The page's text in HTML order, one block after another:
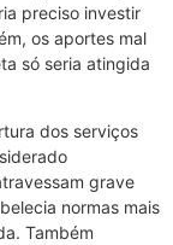
preciso investir
os aportes mal
só seria atingida
dos serviços
grave
normas mais
Também